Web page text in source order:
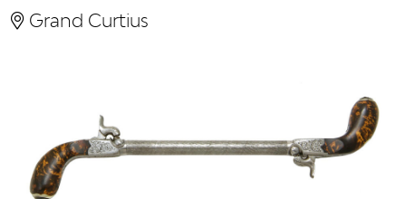
Grand Curtius